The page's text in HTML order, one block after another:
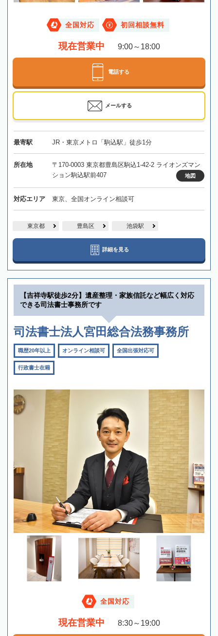
全国対応 初回相談無料
現在営業中 9:00～18:00
電話する
メールする
最寄駅 JR・東京メトロ「駒込駅」徒歩1分
所在地
〒170-0003 東京都豊島区駒込1-42-2 ライオンズマン
ション駒込駅前407
地図
対応エリア 東京、全国オンライン相談可
東京都 豊島区 池袋駅
詳細を見る
【吉祥寺駅徒歩2分】遺産整理・家族信託など幅広く対応
できる司法書士事務所です
司法書士法人宮田総合法務事務所
職歴20年以上 オンライン相談可 全国出張対応可
行政書士在籍
全国対応
現在営業中 8:30～19:00